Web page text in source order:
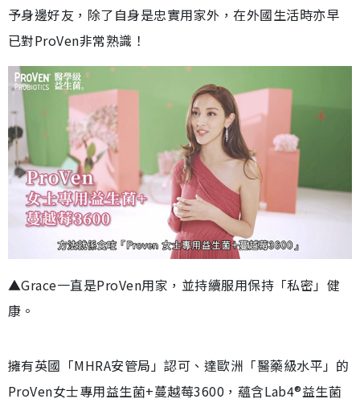
予身邊好友，除了自身是忠實用家外，在外國生活時亦早
已對ProVen非常熟識！
▲Grace一直是ProVen用家，並持續服用保持「私密」健
康。
擁有英國「MHRA安管局」認可、達歐洲「醫藥級水平」的
ProVen女士專用益生菌+蔓越莓3600，蘊含Lab4®益生菌